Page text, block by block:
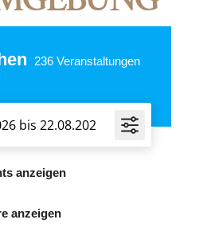
236Veranstaltungen
anzeigen
anzeigen